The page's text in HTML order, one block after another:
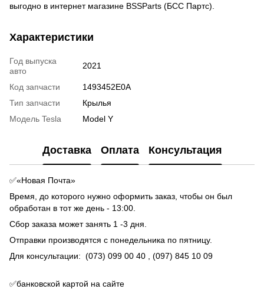
выгодно в интернет магазине BSSParts (БСС Партс).
Характеристики
Год выпуска
авто
2021
Код запчасти
1493452E0A
Тип запчасти
Крылья
Модель Tesla
Model Y
Доставка Оплата Консультация
✅«Новая Почта»
Время, до которого нужно оформить заказ, чтобы он был
обработан в тот же день - 13:00.
Сбор заказа может занять 1 -3 дня.
Отправки производятся с понедельника по пятницу.
Для консультации: (073) 099 00 40 , (097) 845 10 09
✅банковской картой на сайте